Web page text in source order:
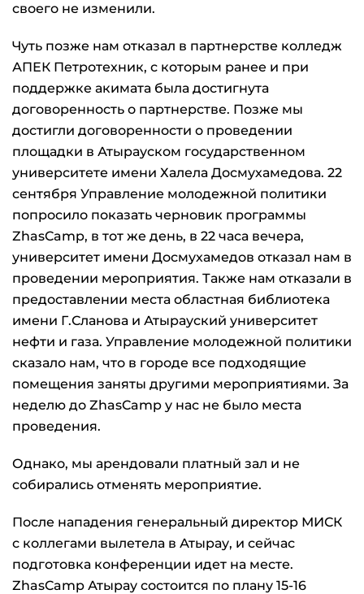
своего не изменили.
Чуть позже нам отказал в партнерстве колледж
АПЕК Петротехник, с которым ранее и при
поддержке акимата была достигнута
договоренность о партнерстве. Позже мы
достигли договоренности о проведении
площадки в Атырауском государственном
университете имени Халела Досмухамедова. 22
сентября Управление молодежной политики
попросило показать черновик программы
ZhasCamp, в тот же день, в 22 часа вечера,
университет имени Досмухамедов отказал нам в
проведении мероприятия. Также нам отказали в
предоставлении места областная библиотека
имени Г.Сланова и Атырауский университет
нефти и газа. Управление молодежной политики
сказало нам, что в городе все подходящие
помещения заняты другими мероприятиями. За
неделю до ZhasCamp у нас не было места
проведения.
Однако, мы арендовали платный зал и не
собирались отменять мероприятие.
После нападения генеральный директор МИСК
с коллегами вылетела в Атырау, и сейчас
подготовка конференции идет на месте.
ZhasCamp Атырау состоится по плану 15-16